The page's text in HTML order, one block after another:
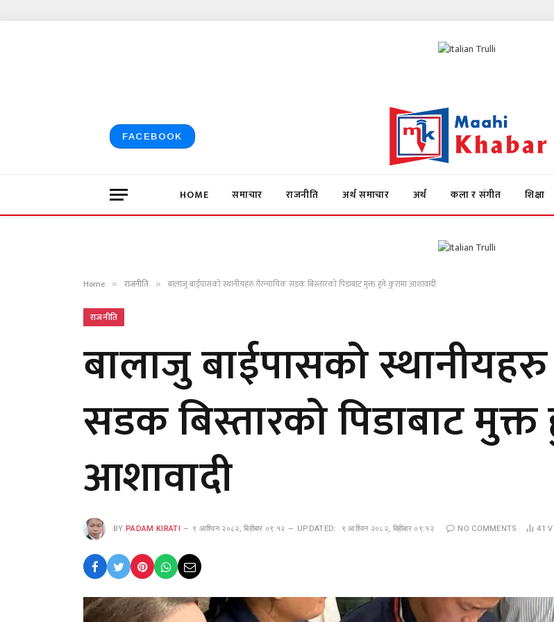
FACEBOOK
HOME समाचार राजनीति अर्थ समाचार अर्थ कला र संगीत शिक्षा
Home » राजनीति » बालाजु बाईपासको स्थानीयहरु गैरन्यायिक सडक बिस्तारको पिडाबाट मुक्त हुने कुरामा आशावादी
राजनीति
बालाजु बाईपासको
सडक बिस्तारको पिडाबाट
आशावादी
BY PADAM KIRATI ९ आश्विन २०८२, बिहीबार ०९:१२ UPDATED: ९ आश्विन २०८२, बिहीबार ०९:१२ NO COMMENTS 41